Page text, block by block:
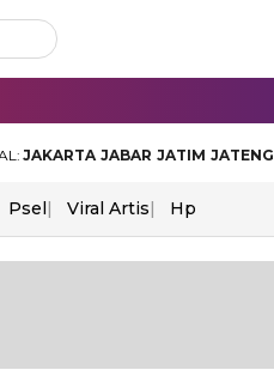
JAKARTA JABAR JATIM JATENG
Psel Viral Artis Hp